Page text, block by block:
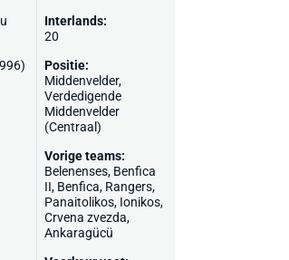
Interlands:
20
Positie:
Middenvelder,
Verdedigende
Middenvelder
(Centraal)
Vorige teams:
Belenenses, Benfica
II, Benfica, Rangers,
Panaitolikos, Ionikos,
Crvena zvezda,
Ankaragücü